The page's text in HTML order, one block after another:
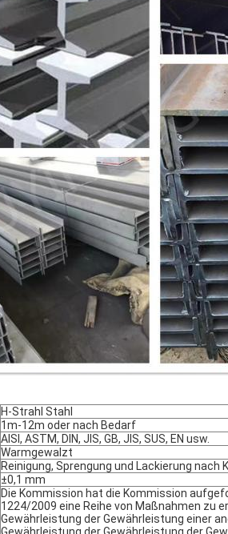
H-Strahl Stahl
1m-12m oder nach Bedarf
AISI, ASTM, DIN, JIS, GB, JIS, SUS, EN usw.
Warmgewalzt
Reinigung, Sprengung und Lackierung nach
±0,1 mm
Die Kommission hat die Kommission
1224/2009 eine Reihe von Maßnahmen zu
Gewährleistung der Gewährleistung einer